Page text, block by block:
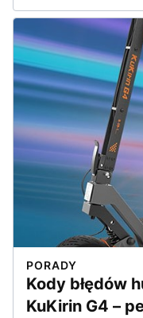
PORADY
Kody błędów
KuKirin G4 –